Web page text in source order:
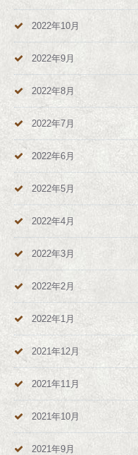
2022年10月
2022年9月
2022年8月
2022年7月
2022年6月
2022年5月
2022年4月
2022年3月
2022年2月
2022年1月
2021年12月
2021年11月
2021年10月
2021年9月